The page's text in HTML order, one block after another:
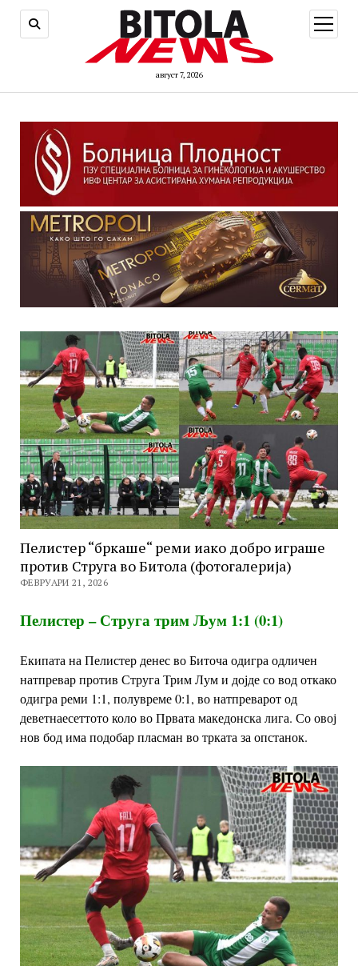
август 7, 2026
open
menu
Пелистер “бркаше“ реми иако добро играше
против Струга во Битола (фотогалерија)
ФЕВРУАРИ 21, 2026
Пелистер – Струга трим Љум 1:1 (0:1)
Екипата на Пелистер денес во Биточа одигра одличен
натпревар против Струга Трим Лум и дојде со вод откако
одигра реми 1:1, полувреме 0:1, во натпреварот од
деветнаесеттото коло во Првата македонска лига. Со овој
нов бод има подобар пласман во трката за опстанок.